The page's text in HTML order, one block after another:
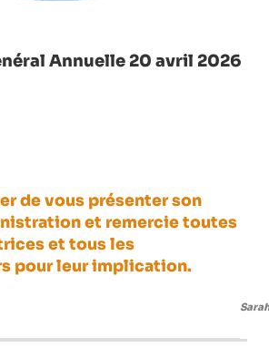
Annuelle 20 avril 2026
de vous présenter son
et remercie toutes
et tous les
pour leur implication.